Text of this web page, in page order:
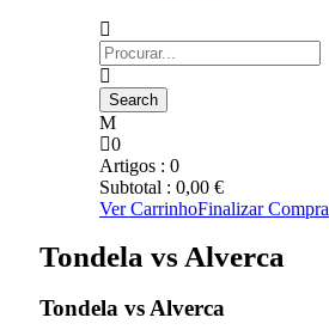
0
Artigos : 0
Subtotal : 0,00 €
Ver CarrinhoFinalizar Compra
Tondela vs Alverca
Tondela vs Alverca